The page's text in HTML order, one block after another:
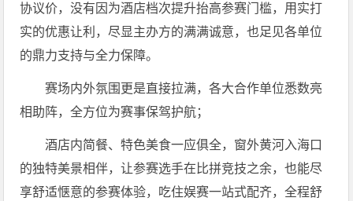
协议价，没有因为酒店档次提升抬高参赛门槛，用实打
实的优惠让利，尽显主办方的满满诚意，也足见各单位
的鼎力支持与全力保障。
赛场内外氛围更是直接拉满，各大合作单位悉数亮
相助阵，全方位为赛事保驾护航；
酒店内简餐、特色美食一应俱全，窗外黄河入海口
的独特美景相伴，让参赛选手在比拼竞技之余，也能尽
享舒适惬意的参赛体验，吃住娱赛一站式配齐，全程舒